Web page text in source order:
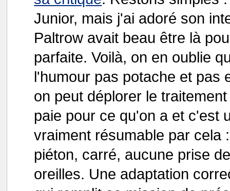
Junior, mais j'ai adoré son
Paltrow avait beau être là
parfaite. Voilà, on en oublie
l'humour pas potache et pas
on peut déplorer le
paie pour ce qu'on a et c'est
vraiment résumable par cela
piéton, carré, aucune prise
oreilles. Une adaptation